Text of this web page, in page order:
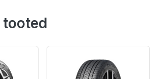
tooted